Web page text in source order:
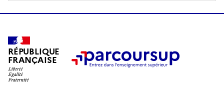
RÉPUBLIQUE
FRANÇAISE